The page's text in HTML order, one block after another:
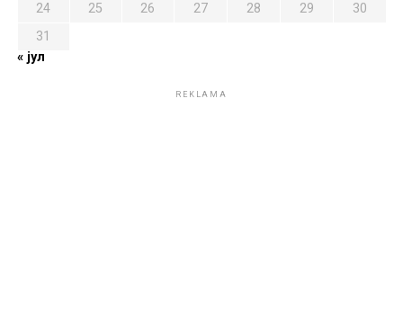
24
25 26 27 28 29
30
31
« јул
REKLAMA